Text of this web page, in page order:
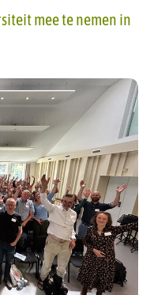
mee te nemen in